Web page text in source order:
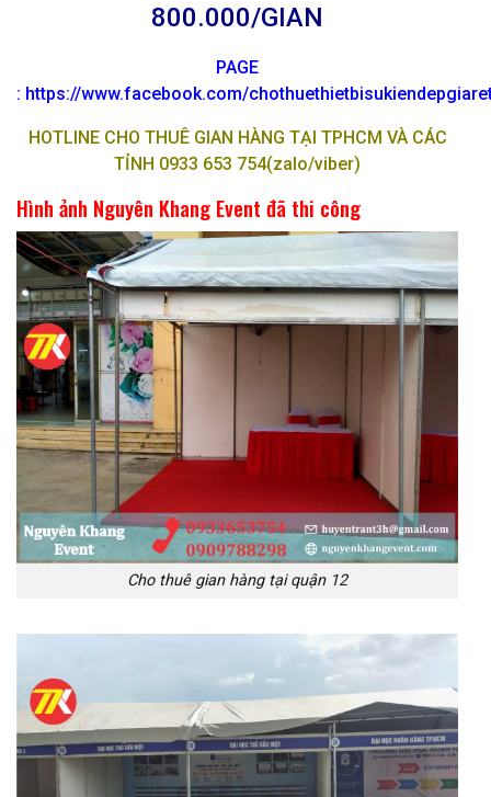
800.000/GIAN
PAGE
: https://www.facebook.com/
HOTLINE CHO THUÊ GIAN HÀNG TẠI TPHCM VÀ CÁC
TỈNH 0933 653 754(zalo/viber)
Hình ảnh Nguyên Khang Event đã thi công
Cho thuê gian hàng tại quận 12